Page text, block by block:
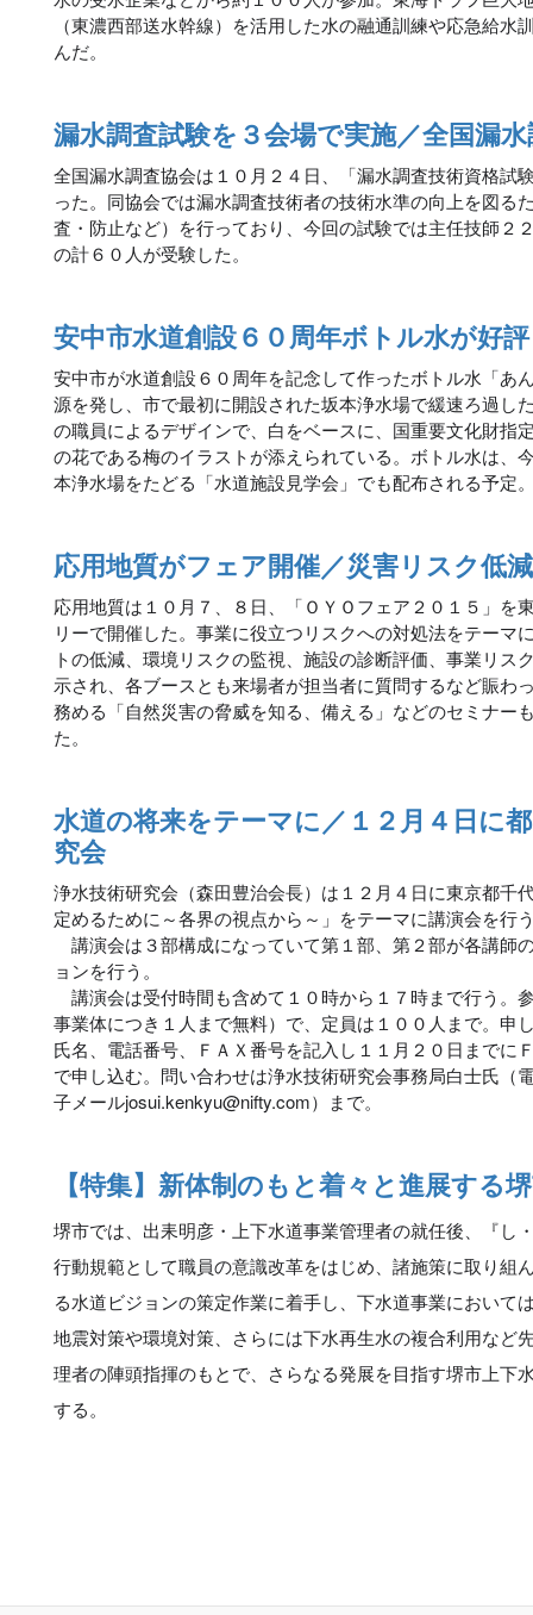
（東濃西部送水幹線）を活用した水の融通訓練や応急給
んだ。
漏水調査試験を３会場で実施／全国漏
全国漏水調査協会は１０月２４日、「漏水調査技術資格試
った。同協会では漏水調査技術者の技術水準の向上を図る
査・防止など）を行っており、今回の試験では主任技師２
の計６０人が受験した。
安中市水道創設６０周年ボトル水が好評
安中市が水道創設６０周年を記念して作ったボトル水「あ
源を発し、市で最初に開設された坂本浄水場で緩速ろ過し
の職員によるデザインで、白をベースに、国重要文化財指
の花である梅のイラストが添えられている。ボトル水は、
本浄水場をたどる「水道施設見学会」でも配布される予定
応用地質がフェア開催／災害リスク低
応用地質は１０月７、８日、「ＯＹＯフェア２０１５」を
リーで開催した。事業に役立つリスクへの対処法をテーマ
トの低減、環境リスクの監視、施設の診断評価、事業リス
示され、各ブースとも来場者が担当者に質問するなど賑わ
務める「自然災害の脅威を知る、備える」などのセミナー
た。
水道の将来をテーマに／１２月４日に
究会
浄水技術研究会（森田豊治会長）は１２月４日に東京都千
定めるために～各界の視点から～」をテーマに講演会を行
講演会は３部構成になっていて第１部、第２部が各講師
ョンを行う。
講演会は受付時間も含めて１０時から１７時まで行う。
事業体につき１人まで無料）で、定員は１００人まで。申
氏名、電話番号、ＦＡＸ番号を記入し１１月２０日まで
で申し込む。問い合わせは浄水技術研究会事務局白士氏
子メールjosui.kenkyu@nifty.com）まで。
【特集】新体制のもと着々と進展する
堺市では、出耒明彦・上下水道事業管理者の就任後、『し
行動規範として職員の意識改革をはじめ、諸施策に取り組
る水道ビジョンの策定作業に着手し、下水道事業において
地震対策や環境対策、さらには下水再生水の複合利用など
理者の陣頭指揮のもとで、さらなる発展を目指す堺市上下
する。